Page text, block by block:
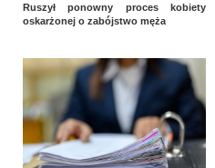
Ruszył ponowny proces kobiety
oskarżonej o zabójstwo męża